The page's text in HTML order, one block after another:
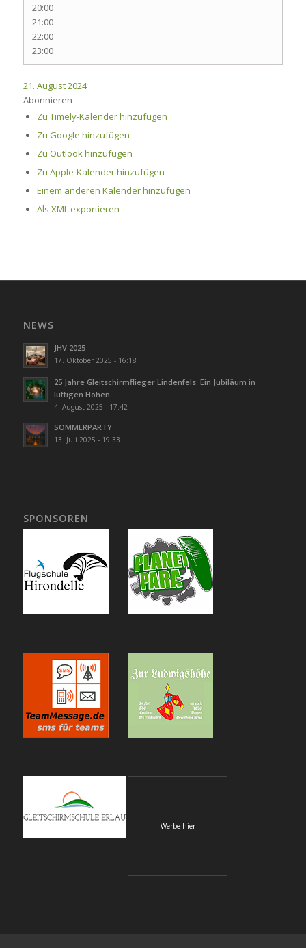
20:00
21:00
22:00
23:00
21. August 2024
Abonnieren
Zu Timely-Kalender hinzufügen
Zu Google hinzufügen
Zu Outlook hinzufügen
Zu Apple-Kalender hinzufügen
Einem anderen Kalender hinzufügen
Als XML exportieren
NEWS
JHV 2025
17. Oktober 2025 - 16:18
25 Jahre Gleitschirmflieger Lindenfels: Ein Jubiläum in
luftigen Höhen
4. August 2025 - 17:42
SOMMERPARTY
13. Juli 2025 - 19:33
SPONSOREN
Werbe hier